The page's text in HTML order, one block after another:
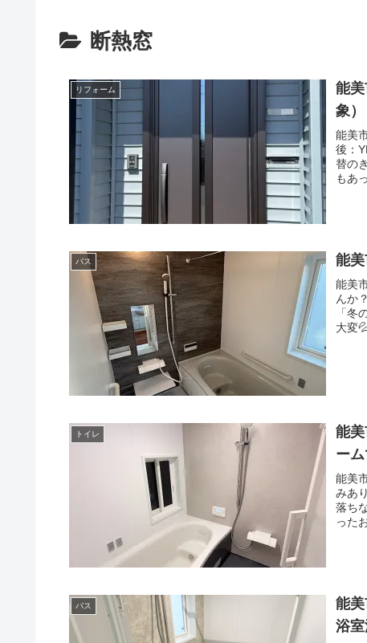
断熱窓
リフォーム
能
象）
能美
後：
替の
もあ
バス 能
能美
んか
「冬
大変
トイレ
能
ー
能美
みあ
落ち
った
バス
能
浴